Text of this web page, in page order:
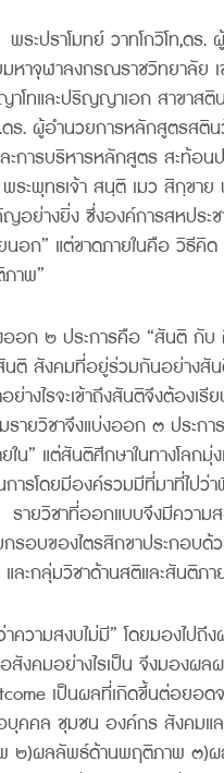
ระปราโมทย์ วาทโกวิโท,ด
าจุฬาลงกรณราชวิทยาลัย เ
ทและปริญญาเอก สาขาสติ
ร. ผู้อำนวยการหลักสูตรสติ
ะการบริหารหลักสูตร สะท้อ
ะพุทธเจ้า สนฺติ เมว สิกฺขา
ญอย่างยิ่ง ซึ่งองค์การสหปร
นอก” แต่ขาดภายในคือ วิธีคิ
าพ”
ออก ๒ ประการคือ “สันติ กั
ติ สังคมที่อยู่ร่วมกันอย่างสั
างไรจะเข้าถึงสันติจึงต้อง
มรายวิชาจึงแบ่งออก ๓ ปร
ใน” แต่สันติศึกษาในทางโล
ารโดยมีองค์รวมมีที่มาที่ไป
ายวิชาที่ออกแบบจึงมีความ
กรอบของไตรสิกขาประกอ
ละกลุ่มวิชาด้านสติและสันติภ
าความสงบไม่มี” โดยมองไ
อสังคมอย่างไรเป็น จึงมอง
เป็นผลที่เกิดขึ้นต่อยอด
บุคคล ชุมชน องค์กร สังคม
๒)ผลลัพธ์ด้านพฤติภาพ ๓